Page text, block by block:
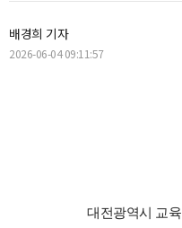
배경희 기자
2026-06-04 09:11:57
대전광역시 교